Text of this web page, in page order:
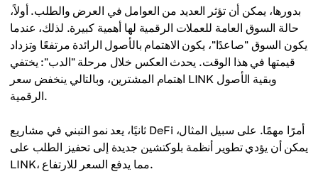
بدورها، يمكن أن تؤثر العديد من العوامل في العرض والطلب. أولاً،
حالة السوق العامة للعملات الرقمية لها أهمية كبيرة. لذلك، عندما
يكون السوق "صاعدًا"، يكون الاهتمام بالأصول الرائدة مرتفعًا وتزداد
قيمتها في هذا الوقت. يحدث العكس خلال مرحلة "الدب": يختفي
اهتمام المشترين، وبالتالي ينخفض سعر LINK وبقية الأصول
الرقمية.
ثانيًا، يعد نمو التبني في مشاريع DeFi أمرًا مهمًا. على سبيل المثال،
يمكن أن يؤدي تطوير أنظمة بلوكتشين جديدة إلى تحفيز الطلب على
LINK، مما يدفع السعر للارتفاع.